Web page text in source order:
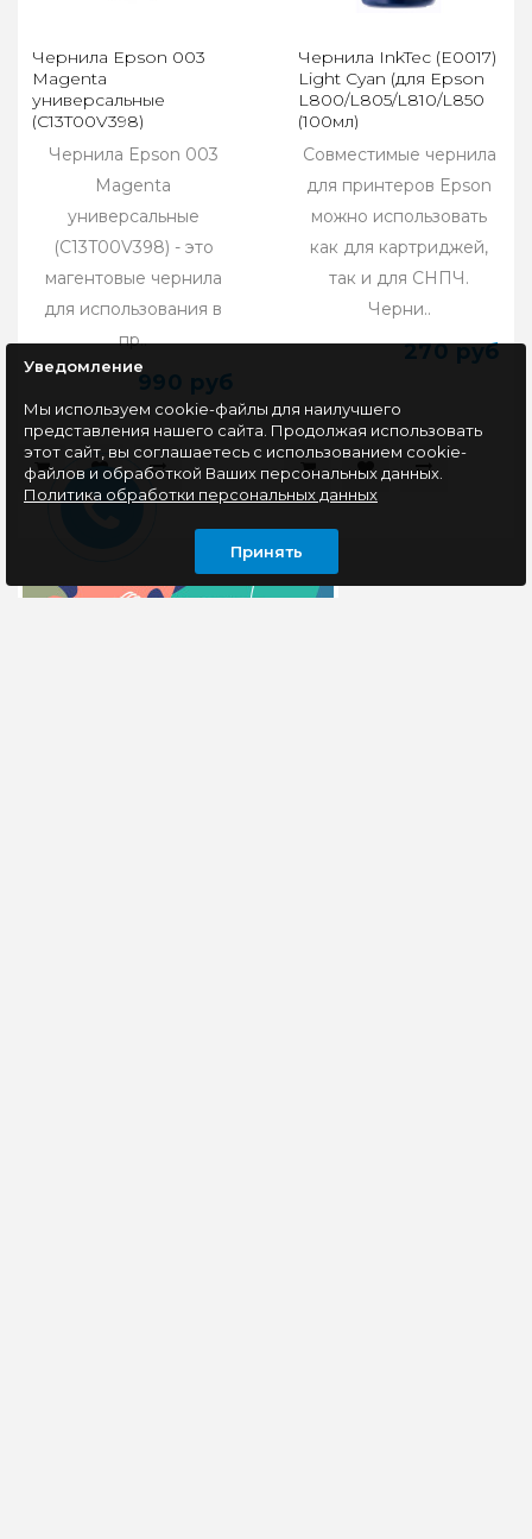
Чернила Epson 003
Magenta
универсальные
(C13T00V398)
Чернила Epson 003
Magenta
универсальные
(C13T00V398) - это
магентовые чернила
для использования в
пр..
990 руб
Чернила InkTec (E0017)
Light Cyan (для Epson
L800/L805/L810/L850
(100мл)
Совместимые чернила
для принтеров Epson
можно использовать
как для картриджей,
так и для СНПЧ.
Черни..
270 руб
Уведомление
Мы используем cookie-файлы для наилучшего
представления нашего сайта. Продолжая использовать
этот сайт, вы соглашаетесь с использованием cookie-
файлов и обработкой Ваших персональных данных.
Политика обработки персональных данных
Принять